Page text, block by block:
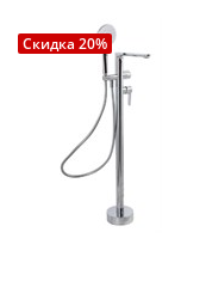
Скидка 20%